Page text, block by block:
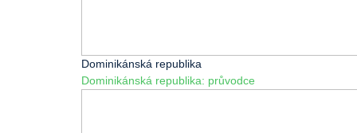
Dominikánská republika
Dominikánská republika: průvodce